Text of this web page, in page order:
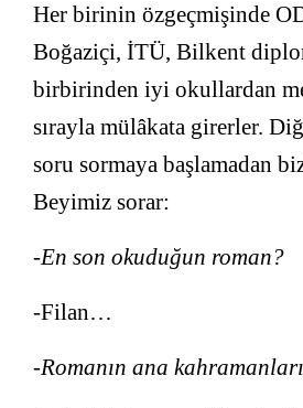
Her birinin özgeçmişinde
Boğaziçi, İTÜ, Bilkent
birbirinden iyi okullardan
sırayla mülâkata girerler.
soru sormaya başlamadan
Beyimiz sorar:
-En son okuduğun roman?
-Filan…
-Romanın ana